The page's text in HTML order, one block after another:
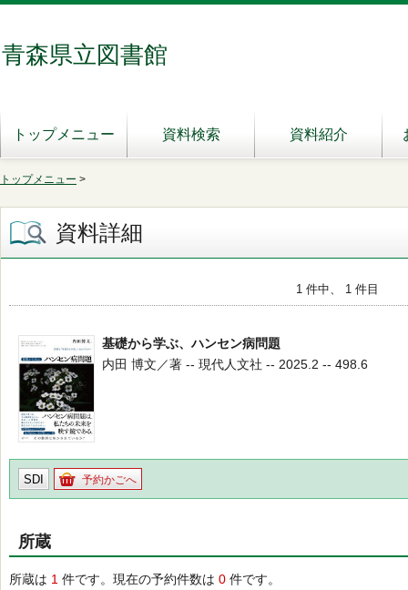
青森県立図書館
トップメニュー 資料検索 資料紹介
トップメニュー >
資料詳細
1 件中、 1 件目
基礎から学ぶ、ハンセン病問題
内田 博文／著 -- 現代人文社 -- 2025.2 -- 498.6
SDI 予約かごへ
所蔵
所蔵は 1 件です。現在の予約件数は 0 件です。